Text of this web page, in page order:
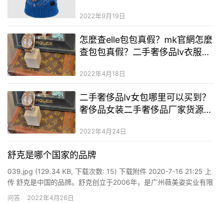
2022年9月19日
怎麼查elle包包真假？mk官網怎麼
查包包真假？二手奢侈品lv衣服男
2022年4月18日
二手奢侈品lv女包哪里可以买到？
奢侈品女装二手奢侈品厂家货源？
2022年4月24日
舒克是哪个国家的品牌
039.jpg (129.34 KB, 下载次数: 15) 下载附件 2020-7-16 21:25 上
传 舒克是中国的品牌。舒克创立于2006年，是广州薇美姿实业有限
公司旗下的口腔护理品牌，也是国内品类最齐全的专业口腔护理品
问答 2022年4月26日